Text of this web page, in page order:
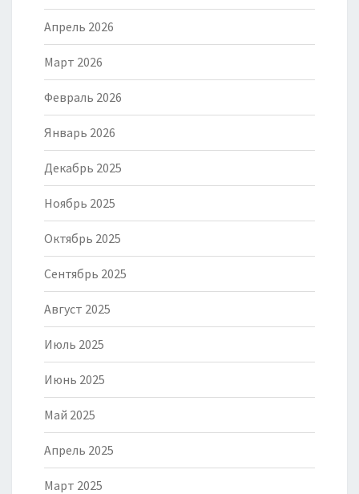
Апрель 2026
Март 2026
Февраль 2026
Январь 2026
Декабрь 2025
Ноябрь 2025
Октябрь 2025
Сентябрь 2025
Август 2025
Июль 2025
Июнь 2025
Май 2025
Апрель 2025
Март 2025